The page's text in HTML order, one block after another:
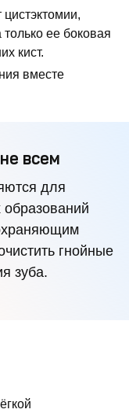
цистэктомии,
ее боковая
кист.
вместе
всем
для
гнойные
зуба.